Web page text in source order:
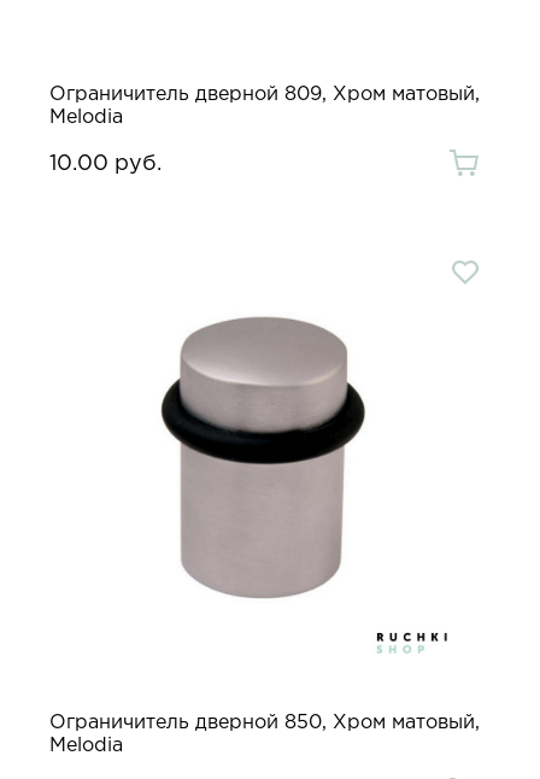
Ограничитель дверной 809, Хром матовый,
Melodia
10.00 руб.
Ограничитель дверной 850, Хром матовый,
Melodia